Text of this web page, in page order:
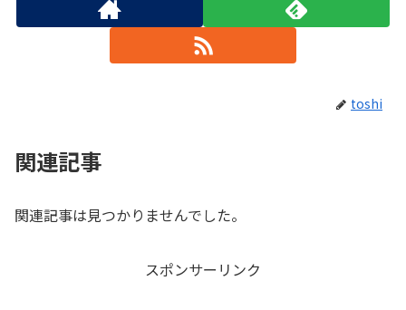
toshi
関連記事
関連記事は見つかりませんでした。
スポンサーリンク